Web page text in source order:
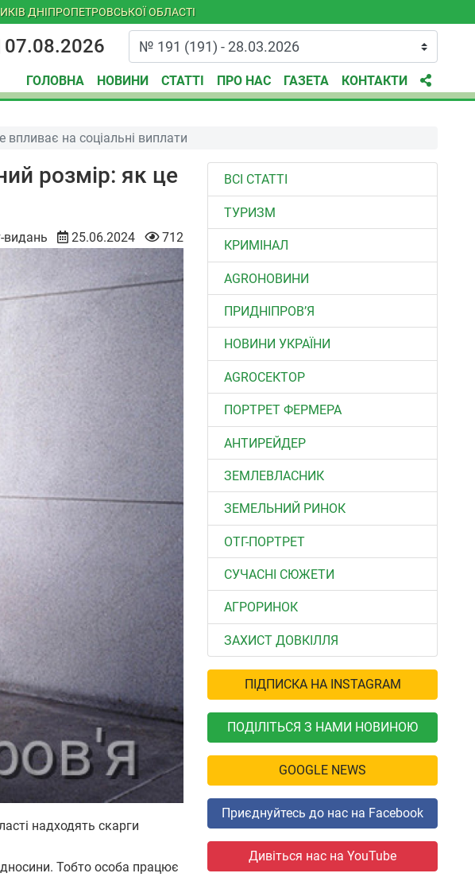
ДНІПРОПЕТРОВСЬКОЇ ОБЛАСТІ
07.08.2026
ГОЛОВНА НОВИНИ СТАТТІ ПРО НАС ГАЗЕТА КОНТАКТИ
впливає на соціальні виплати
розмір: як це
видань 25.06.2024 712
надходять скарги
Тобто особа працює
ВСІ СТАТТІ
ТУРИЗМ
КРИМІНАЛ
AGROНОВИНИ
ПРИДНІПРОВ’Я
НОВИНИ УКРАЇНИ
АGROСЕКТОР
ПОРТРЕТ ФЕРМЕРА
АНТИРЕЙДЕР
ЗЕМЛЕВЛАСНИК
ЗЕМЕЛЬНИЙ РИНОК
ОТГ-ПОРТРЕТ
СУЧАСНІ СЮЖЕТИ
АГРОРИНОК
ЗАХИСТ ДОВКІЛЛЯ
ПІДПИСКА НА INSTAGRAM
ПОДІЛІТЬСЯ З НАМИ НОВИНОЮ
GOOGLE NEWS
Приєднуйтесь до нас на Facebook
Дивіться нас на YouTube